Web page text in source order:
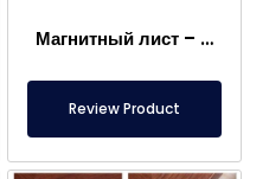
Магнитный лист – Для пола – Безопасный для пищевых продуктов
Review Product